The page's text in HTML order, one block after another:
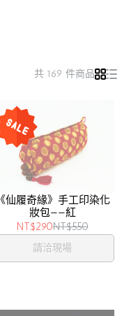
共 169 件商品
《仙履奇緣》手工印染化
妝包——紅
NT$290NT$550
請洽現場